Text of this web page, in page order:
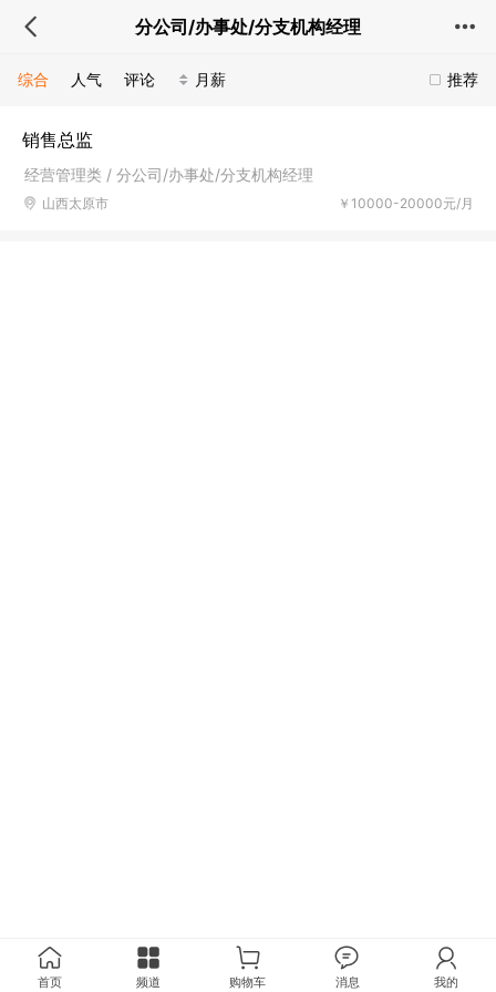
分公司/办事处/分支机构经理
推荐
综合 人气 评论 月薪
销售总监
经营管理类 / 分公司/办事处/分支机构经理
￥10000-20000元/月
山西太原市
首页 频道 购物车 消息 我的